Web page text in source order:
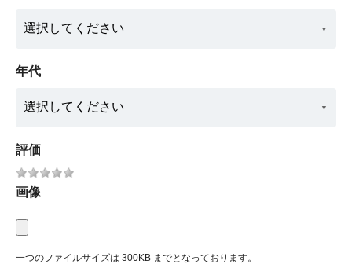
年代
評価
画像
一つのファイルサイズは 300KB までとなっております。